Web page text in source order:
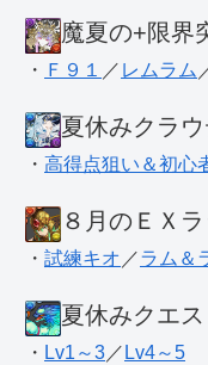
魔夏の+限界
・ Ｆ９１ ／ レムラム
夏休みクラ
・ 高得点狙い＆初心
８月のＥＸラ
・ 試練キオ ／ラム＆
夏休みクエス
・ Lv1～3 ／ Lv4～5